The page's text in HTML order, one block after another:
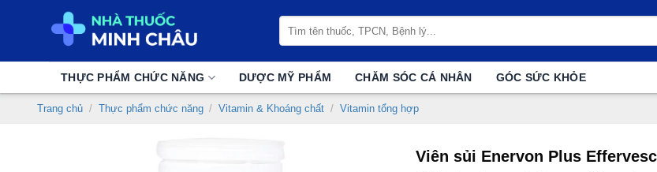
kiếm:
THỰC PHẨM CHỨC NĂNG DƯỢC MỸ PHẨM CHĂM SÓC CÁ NHÂN GÓC SỨC KHỎE
Trang chủ / Thực phẩm chức năng / Vitamin & Khoáng chất / Vitamin tổng hợp
Viên sủi Enervon Plus